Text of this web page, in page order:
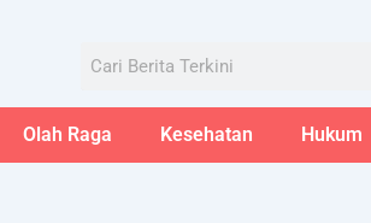
Olah Raga Kesehatan Hukum